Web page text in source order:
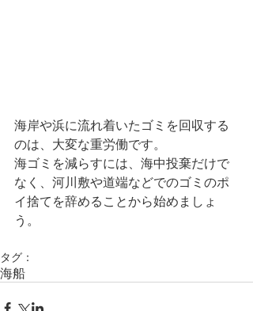
海岸や浜に流れ着いたゴミを回収する
のは、大変な重労働です。
海ゴミを減らすには、海中投棄だけで
なく、河川敷や道端などでのゴミのポ
イ捨てを辞めることから始めましょ
う。
タグ：
海船